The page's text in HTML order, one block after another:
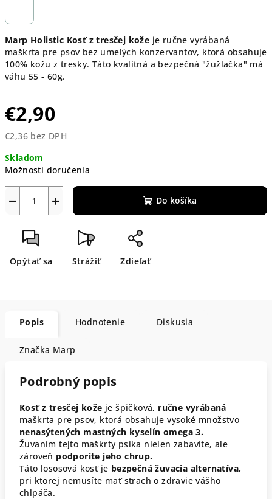
Marp Holistic Kosť z tresčej kože je ručne vyrábaná
maškrta pre psov bez umelých konzervantov, ktorá obsahuje
100% kožu z tresky. Táto kvalitná a bezpečná "žužlačka" má
váhu 55 - 60g.
€2,90
€2,36 bez DPH
cena:
Skladom
Možnosti doručenia
+
− Do košíka
Opýtať sa Strážiť Zdieľať
Popis Hodnotenie Diskusia
Značka Marp
Podrobný popis
Kosť z tresčej kože je špičková, ručne vyrábaná
maškrta pre psov, ktorá obsahuje vysoké množstvo
nenasýtených mastných kyselín omega 3.
Žuvaním tejto maškrty psíka nielen zabavíte, ale
zároveň podporíte jeho chrup.
Táto lososová kosť je bezpečná žuvacia alternatíva,
pri ktorej nemusíte mať strach o zdravie vášho
chlpáča.